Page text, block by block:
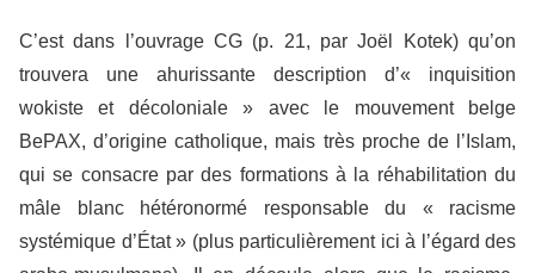
C’est dans l’ouvrage CG (p. 21, par Joël Kotek) qu’on
trouvera une ahurissante description d’« inquisition
wokiste et décoloniale » avec le mouvement belge
BePAX, d’origine catholique, mais très proche de l’Islam,
qui se consacre par des formations à la réhabilitation du
mâle blanc hétéronormé responsable du « racisme
systémique d’État » (plus particulièrement ici à l’égard des